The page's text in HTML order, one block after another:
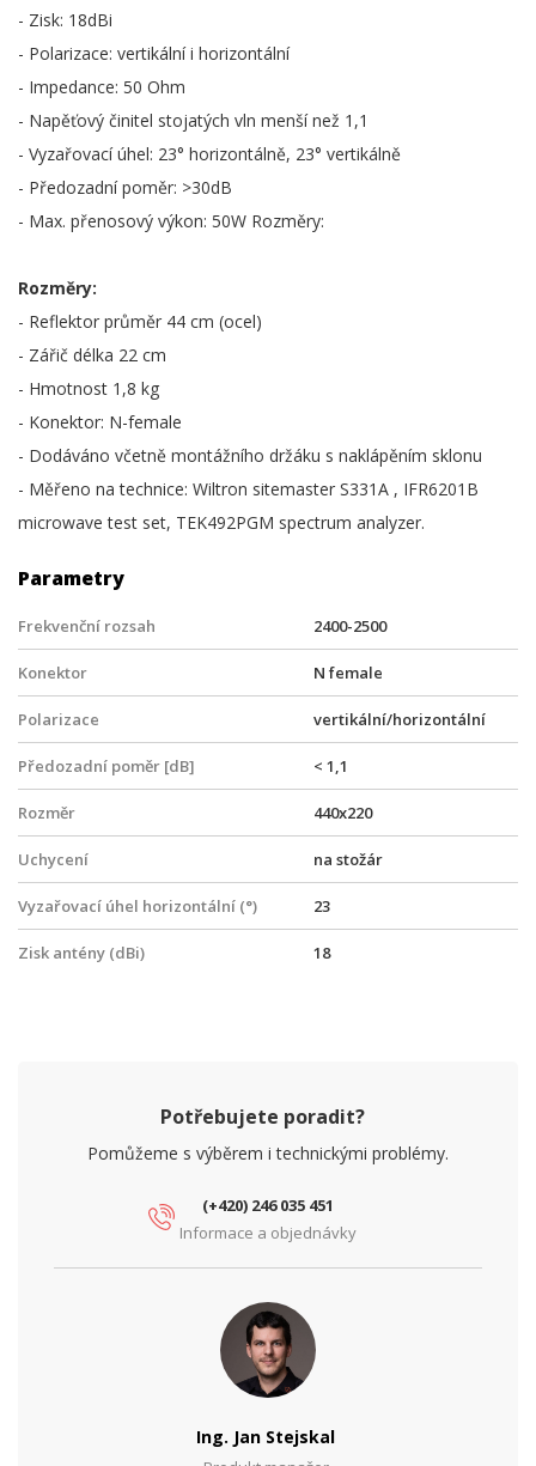
- Zisk: 18dBi
- Polarizace: vertikální i horizontální
- Impedance: 50 Ohm
- Napěťový činitel stojatých vln menší než 1,1
- Vyzařovací úhel: 23° horizontálně, 23° vertikálně
- Předozadní poměr: >30dB
- Max. přenosový výkon: 50W Rozměry:
Rozměry:
- Reflektor průměr 44 cm (ocel)
- Zářič délka 22 cm
- Hmotnost 1,8 kg
- Konektor: N-female
- Dodáváno včetně montážního držáku s naklápěním sklonu
- Měřeno na technice: Wiltron sitemaster S331A , IFR6201B
microwave test set, TEK492PGM spectrum analyzer.
Parametry
Frekvenční rozsah 2400-2500
Konektor N female
Polarizace vertikální/horizontální
Předozadní poměr [dB] < 1,1
Rozměr 440x220
Uchycení na stožár
Vyzařovací úhel horizontální (°) 23
Zisk antény (dBi) 18
Potřebujete poradit?
Pomůžeme s výběrem i technickými problémy.
(+420) 246 035 451
Informace a objednávky
Ing. Jan Stejskal